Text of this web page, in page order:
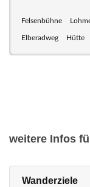
Felsenbühne
Elberadweg Hütte
weitere Infos
Wanderziele